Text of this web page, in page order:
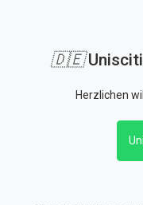
🇩🇪
Herzlichen